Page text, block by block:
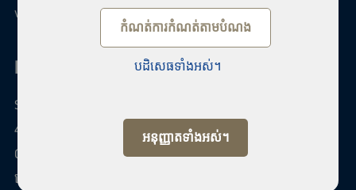
vili.leinonen@habita.com
Habita Palokka-Jyväskylä
Saarijärventie 50-52 lt.16
40270 Palokka Liv LKV Oy, Habita Palokka-Jyväskylä
010 5855 552
លេខសម្គាល់អាជីវកម្ម: 2646370-8
កំណត់ការកំណត់តាមបំណង
បដិសេធទាំងអស់។
អនុញ្ញាតទាំងអស់។